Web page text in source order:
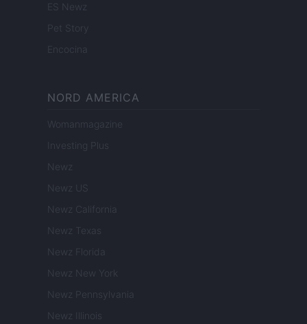
ES Newz
Pet Story
Encocina
NORD AMERICA
Womanmagazine
Investing Plus
Newz
Newz US
Newz California
Newz Texas
Newz Florida
Newz New York
Newz Pennsylvania
Newz Illinois